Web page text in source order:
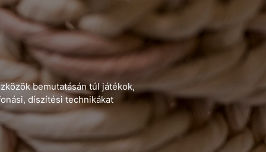
bemutatásán túl játékok,
díszítési technikákat